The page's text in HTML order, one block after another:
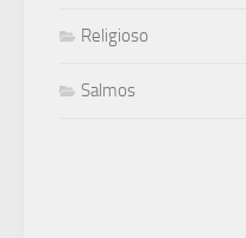
Religioso
Salmos